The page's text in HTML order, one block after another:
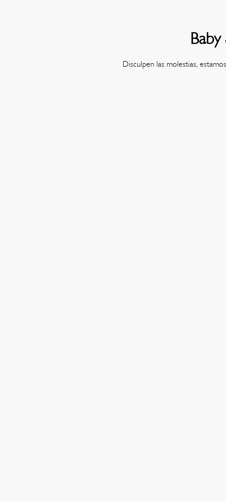
Disculpen las molestias,